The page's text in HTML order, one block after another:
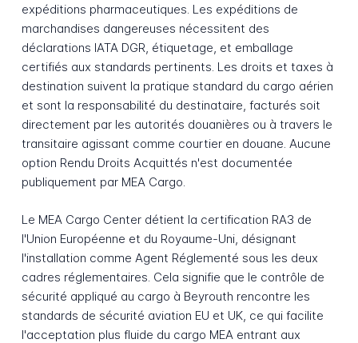
expéditions pharmaceutiques. Les expéditions de
marchandises dangereuses nécessitent des
déclarations IATA DGR, étiquetage, et emballage
certifiés aux standards pertinents. Les droits et taxes à
destination suivent la pratique standard du cargo aérien
et sont la responsabilité du destinataire, facturés soit
directement par les autorités douanières ou à travers le
transitaire agissant comme courtier en douane. Aucune
option Rendu Droits Acquittés n'est documentée
publiquement par MEA Cargo.
Le MEA Cargo Center détient la certification RA3 de
l'Union Européenne et du Royaume-Uni, désignant
l'installation comme Agent Réglementé sous les deux
cadres réglementaires. Cela signifie que le contrôle de
sécurité appliqué au cargo à Beyrouth rencontre les
standards de sécurité aviation EU et UK, ce qui facilite
l'acceptation plus fluide du cargo MEA entrant aux